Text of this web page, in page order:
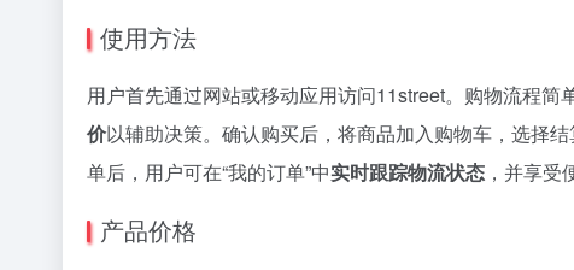
使用方法
用户首先通过网站或移动应用访问11street。购物流程
价以辅助决策。确认购买后，将商品加入购物车，选择
单后，用户可在“我的订单”中实时跟踪物流状态 ，并享受
产品价格